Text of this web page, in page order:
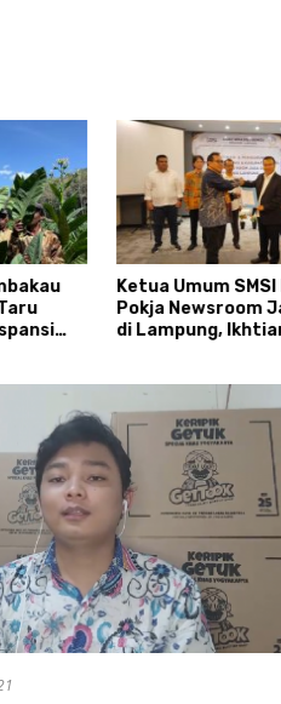
Ketua Umum
Pokja Newsroom
di Lampung,